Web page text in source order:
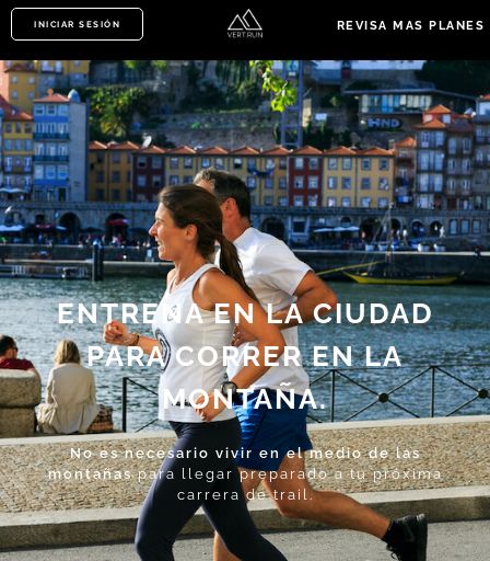
REVISA MAS PLANES
INICIAR SESIÓN
ENTRENA EN LA CIUDAD
PARA CORRER EN LA
MONTAÑA.
No es necesario vivir en el medio de las
montañaspara llegar preparado a tu próxima
carrera de trail.